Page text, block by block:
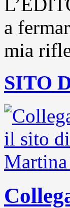
a
mia
SITO